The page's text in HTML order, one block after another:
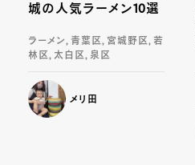
城の人気ラーメン10選
ラーメン, 青葉区, 宮城野区, 若
林区, 太白区, 泉区
メリ田